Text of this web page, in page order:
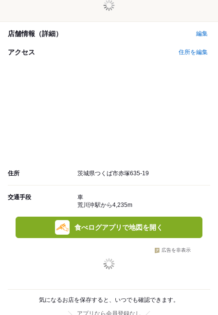
店舗情報（詳細） 編集
アクセス 住所を編集
住所 茨城県つくば市赤塚635-19
交通手段
車
荒川沖駅から4,235m
食べログアプリで地図を開く
広告を非表示
気になるお店を保存すると、いつでも確認できます。